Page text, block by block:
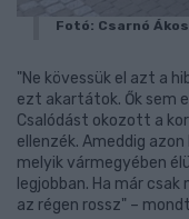
Fotó: Csarnó
"Ne kövessük el azt a
ezt akartátok. Ők sem
Csalódást okozott a
ellenzék. Ameddig
melyik vármegyében
legjobban. Ha már
az régen rossz" –